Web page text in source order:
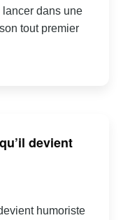
dans une
tout premier
devient
humoriste